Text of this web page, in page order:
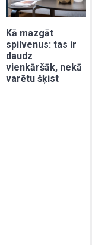
Kā mazgāt
spilvenus: tas ir
daudz
vienkāršāk, nekā
varētu šķist